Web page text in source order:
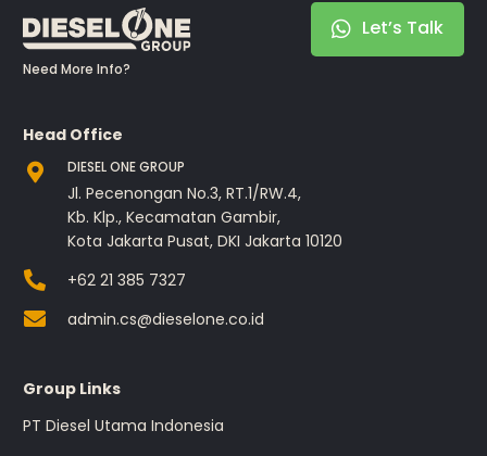
Need More Info?
Let’s Talk
Head Office
DIESEL ONE GROUP
Jl. Pecenongan No.3, RT.1/RW.4,
Kb. Klp., Kecamatan Gambir,
Kota Jakarta Pusat, DKI Jakarta 10120
+62 21 385 7327
admin.cs@dieselone.co.id
Group Links
PT Diesel Utama Indonesia